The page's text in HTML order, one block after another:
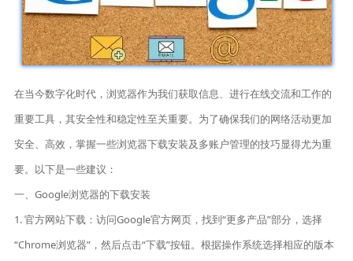
在当今数字化时代，浏览器作为我们获取信息、进行在线交流和工作的
重要工具，其安全性和稳定性至关重要。为了确保我们的网络活动更加
安全、高效，掌握一些浏览器下载安装及多账户管理的技巧显得尤为重
要。以下是一些建议：
一、Google浏览器的下载安装
1. 官方网站下载：访问Google官方网页，找到“更多产品”部分，选择
“Chrome浏览器”，然后点击“下载”按钮。根据操作系统选择相应的版本